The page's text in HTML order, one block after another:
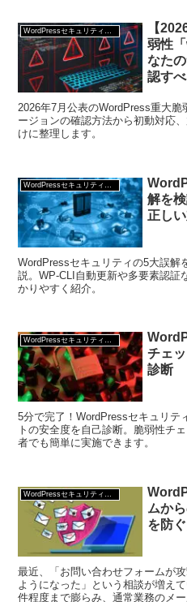
【
弱性
なた
認す
2026年7月公表のWordPress重大
ージョンの確認方法から初動対応
けに整理します。
WordPressセキュリティ対策
解を
正し
WordPressセキュリティの5大誤
説。WP-CLI自動更新や多要素認証
かりやすく紹介。
チェ
診断
5分で完了！WordPressセキュリテ
トの安全度を自己診断。脆弱性チ
者でも簡単に実施できます。
WordPressセキュリティ対策
ムか
を防
最近、「お問い合わせフォームが
ようになった」という相談が増え
件程度まで膨らみ、通常業務のメ